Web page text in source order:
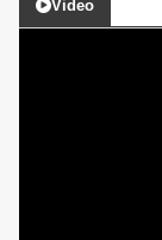
Video